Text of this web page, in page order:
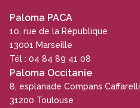
Paloma PACA
10, rue de la République
13001 Marseille
Tél : 04 84 89 41 08
Paloma Occitanie
8, esplanade Compans Caffarelli
31200 Toulouse